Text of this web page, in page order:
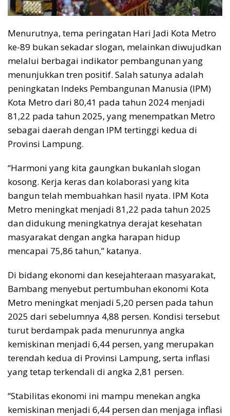
Menurutnya, tema peringatan Hari Jadi Kota Metro
ke-89 bukan sekadar slogan, melainkan diwujudkan
melalui berbagai indikator pembangunan yang
menunjukkan tren positif. Salah satunya adalah
peningkatan Indeks Pembangunan Manusia (IPM)
Kota Metro dari 80,41 pada tahun 2024 menjadi
81,22 pada tahun 2025, yang menempatkan Metro
sebagai daerah dengan IPM tertinggi kedua di
Provinsi Lampung.
“Harmoni yang kita gaungkan bukanlah slogan
kosong. Kerja keras dan kolaborasi yang kita
bangun telah membuahkan hasil nyata. IPM Kota
Metro meningkat menjadi 81,22 pada tahun 2025
dan didukung meningkatnya derajat kesehatan
masyarakat dengan angka harapan hidup
mencapai 75,86 tahun,” katanya.
Di bidang ekonomi dan kesejahteraan masyarakat,
Bambang menyebut pertumbuhan ekonomi Kota
Metro meningkat menjadi 5,20 persen pada tahun
2025 dari sebelumnya 4,88 persen. Kondisi tersebut
turut berdampak pada menurunnya angka
kemiskinan menjadi 6,44 persen, yang merupakan
terendah kedua di Provinsi Lampung, serta inflasi
yang tetap terkendali di angka 2,81 persen.
“Stabilitas ekonomi ini mampu menekan angka
kemiskinan menjadi 6,44 persen dan menjaga inflasi